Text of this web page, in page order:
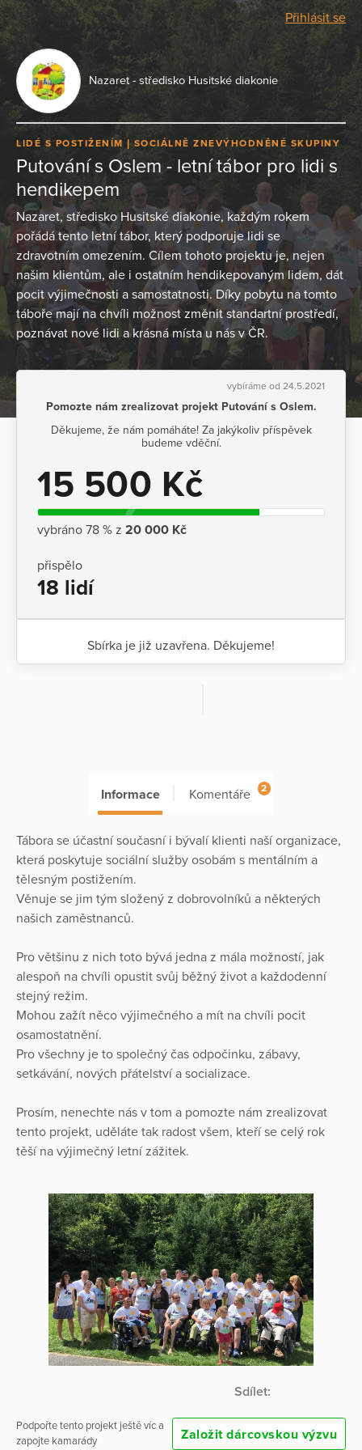
Přihlásit se
Nazaret - středisko Husitské diakonie
LIDÉ S POSTIŽENÍM SOCIÁLNĚ ZNEVÝHODNĚNÉ SKUPINY
Putování s Oslem - letní tábor pro lidi s
hendikepem
Nazaret, středisko Husitské diakonie, každým rokem
pořádá tento letní tábor, který podporuje lidi se
zdravotním omezením. Cílem tohoto projektu je, nejen
našim klientům, ale i ostatním hendikepovaným lidem, dát
pocit výjimečnosti a samostatnosti. Díky pobytu na tomto
táboře mají na chvíli možnost změnit standartní prostředí,
poznávat nové lidi a krásná místa u nás v ČR.
vybíráme od 24.5.2021
Pomozte nám zrealizovat projekt Putování s Oslem.
Děkujeme, že nám pomáháte! Za jakýkoliv příspěvek
budeme vděční.
15 500 Kč
vybráno 78 % z 20 000 Kč
přispělo
18 lidí
Sbírka je již uzavřena. Děkujeme!
Informace Komentáře 2
Tábora se účastní současní i bývalí klienti naší organizace,
která poskytuje sociální služby osobám s mentálním a
tělesným postižením.
Věnuje se jim tým složený z dobrovolníků a některých
našich zaměstnanců.
Pro většinu z nich toto bývá jedna z mála možností, jak
alespoň na chvíli opustit svůj běžný život a každodenní
stejný režim.
Mohou zažít něco výjimečného a mít na chvíli pocit
osamostatnění.
Pro všechny je to společný čas odpočinku, zábavy,
setkávání, nových přátelství a socializace.
Prosím, nenechte nás v tom a pomozte nám zrealizovat
tento projekt, uděláte tak radost všem, kteří se celý rok
těší na výjimečný letní zážitek.
Sdílet:
Podpořte tento projekt ještě víc a
zapojte kamarády
Založit dárcovskou výzvu